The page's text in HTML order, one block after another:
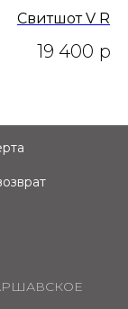
Свитшот V
19 400 р.